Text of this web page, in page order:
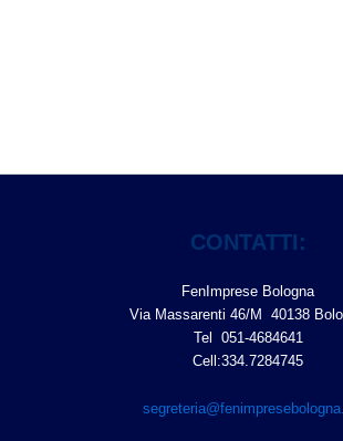
CONTATTI:
FenImprese Bologna
Via Massarenti 46/M 40138
Tel 051-4684641
Cell:334.7284745